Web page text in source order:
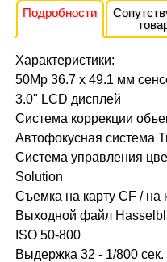
Подробности
Характеристики:
50Mp 36.7 x 49.1 мм
3.0" LCD дисплей
Система коррекции
Автофокусная система
Система управления
Solution
Съемка на карту CF / на
Выходной файл
ISO 50-800
Выдержка 32 - 1/800 сек.